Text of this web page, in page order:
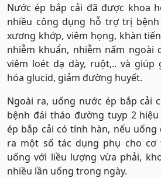
Nước ép bắp cải đã được khoa
nhiều công dụng hỗ trợ trị
xương khớp, viêm họng, khàn
nhiễm khuẩn, nhiễm nấm ngoài
viêm loét dạ dày, ruột,.. và
hóa glucid, giảm đường huyết.
Ngoài ra, uống nước ép bắp cải
bệnh đái tháo đường tuyp 2
ép bắp cải có tính hàn, nếu
ra một số tác dụng phụ cho cơ
uống với liều lượng vừa phải,
nhiều lần uống trong ngày.